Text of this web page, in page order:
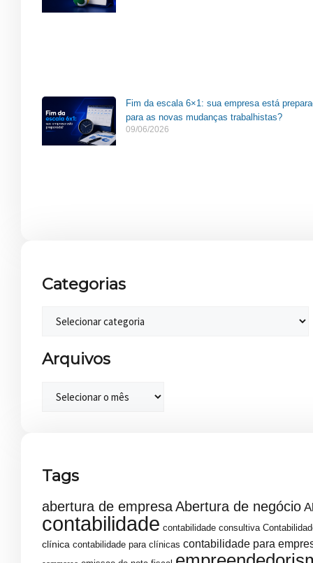
Fim da escala 6×1: sua empresa está
para as novas mudanças trabalhistas?
09/06/2026
Categorias
Arquivos
Tags
abertura de empresaAbertura de negócio
contabilidade contabilidade consultiva
clínica contabilidade para clínicas contabilidade para